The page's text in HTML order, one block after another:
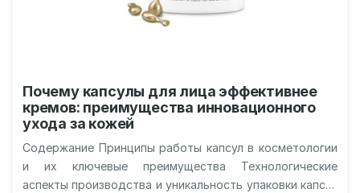
Почему капсулы для лица эффективнее
кремов: преимущества инновационного
ухода за кожей
Содержание Принципы работы капсул в косметологии
и их ключевые преимущества Технологические
аспекты производства и уникальность упаковки капсул